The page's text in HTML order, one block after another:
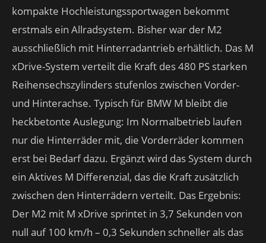
kompakte Hochleistungssportwagen bekommt
erstmals ein Allradsystem. Bisher war der M2
ausschließlich mit Hinterradantrieb erhältlich. Das M
xDrive-System verteilt die Kraft des 480 PS starken
Reihensechszylinders stufenlos zwischen Vorder-
und Hinterachse. Typisch für BMW M bleibt die
heckbetonte Auslegung: Im Normalbetrieb laufen
nur die Hinterräder mit, die Vorderräder kommen
erst bei Bedarf dazu. Ergänzt wird das System durch
ein Aktives M Differenzial, das die Kraft zusätzlich
zwischen den Hinterrädern verteilt. Das Ergebnis:
Der M2 mit M xDrive sprintet in 3,7 Sekunden von
null auf 100 km/h – 0,3 Sekunden schneller als das